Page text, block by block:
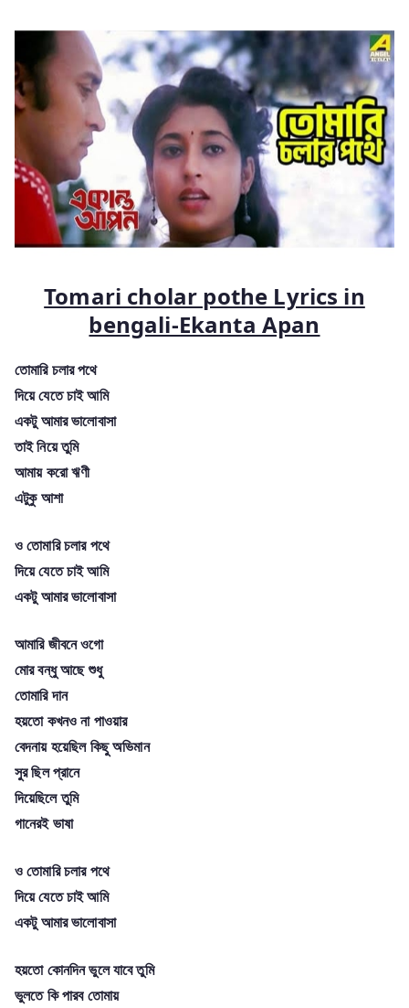
Tomari cholar pothe Lyrics in
bengali-Ekanta Apan
তোমারি চলার পথে
দিয়ে যেতে চাই আমি
একটু আমার ভালোবাসা
তাই নিয়ে তুমি
আমায় করো ঋণী
এটুকু আশা
ও তোমারি চলার পথে
দিয়ে যেতে চাই আমি
একটু আমার ভালোবাসা
আমারি জীবনে ওগো
মোর বন্ধু আছে শুধু
তোমারি দান
হয়তো কখনও না পাওয়ার
বেদনায় হয়েছিল কিছু অভিমান
সুর ছিল প্রানে
দিয়েছিলে তুমি
গানেরই ভাষা
ও তোমারি চলার পথে
দিয়ে যেতে চাই আমি
একটু আমার ভালোবাসা
হয়তো কোনদিন ভুলে যাবে তুমি
ভুলতে কি পারব তোমায়